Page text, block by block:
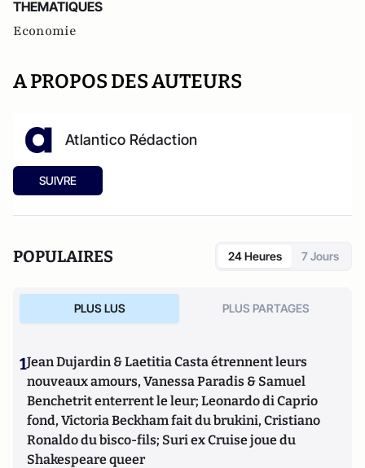
THEMATIQUES
Economie
A PROPOS DES AUTEURS
Atlantico Rédaction
SUIVRE
POPULAIRES 24 Heures 7 Jours
PLUS LUS PLUS PARTAGES
1Jean Dujardin & Laetitia Casta étrennent leurs
nouveaux amours, Vanessa Paradis & Samuel
Benchetrit enterrent le leur; Leonardo di Caprio
fond, Victoria Beckham fait du brukini, Cristiano
Ronaldo du bisco-fils; Suri ex Cruise joue du
Shakespeare queer